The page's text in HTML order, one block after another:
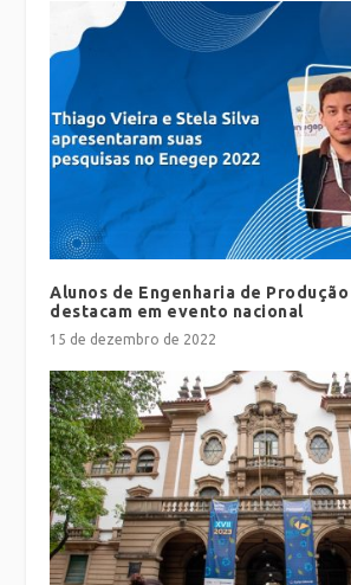
Alunos de Engenharia de
destacam em evento nacional
15 de dezembro de 2022